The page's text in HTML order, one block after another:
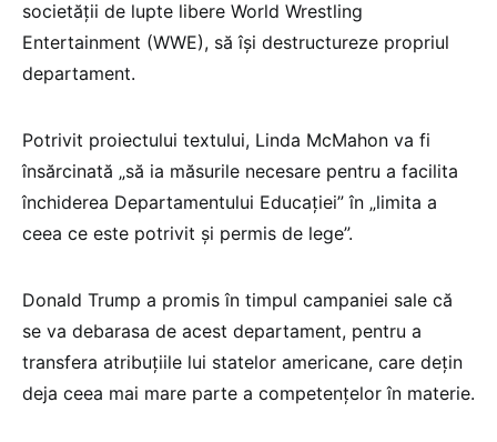
societăţii de lupte libere World Wrestling
Entertainment (WWE), să îşi destructureze propriul
departament.
Potrivit proiectului textului, Linda McMahon va fi
însărcinată „să ia măsurile necesare pentru a facilita
închiderea Departamentului Educaţiei” în „limita a
ceea ce este potrivit şi permis de lege”.
Donald Trump a promis în timpul campaniei sale că
se va debarasa de acest departament, pentru a
transfera atribuţiile lui statelor americane, care deţin
deja ceea mai mare parte a competenţelor în materie.